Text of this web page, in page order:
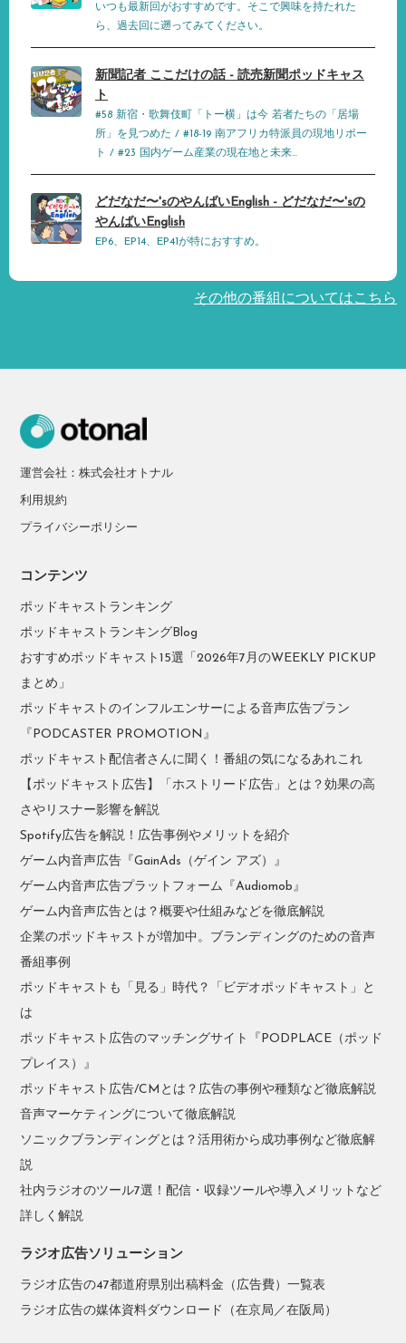
いつも最新回がおすすめです。そこで興味を持たれた
ら、過去回に遡ってみてください。
新聞記者 ここだけの話 - 読売新聞ポッドキャス
ト
#58 新宿・歌舞伎町「トー横」は今 若者たちの「居場
所」を見つめた / #18-19 南アフリカ特派員の現地リポー
ト / #23 国内ゲーム産業の現在地と未来...
どだなだ〜'sのやんばいEnglish - どだなだ〜'sの
やんばいEnglish
EP6、EP14、EP41が特におすすめ。
その他の番組についてはこちら
運営会社：株式会社オトナル
利用規約
プライバシーポリシー
コンテンツ
ポッドキャストランキング
ポッドキャストランキングBlog
おすすめポッドキャスト15選「2026年7月のWEEKLY PICKUP
まとめ」
ポッドキャストのインフルエンサーによる音声広告プラン
『PODCASTER PROMOTION』
ポッドキャスト配信者さんに聞く！番組の気になるあれこれ
【ポッドキャスト広告】「ホストリード広告」とは？効果の高
さやリスナー影響を解説
Spotify広告を解説！広告事例やメリットを紹介
ゲーム内音声広告『GainAds（ゲイン アズ）』
ゲーム内音声広告プラットフォーム『Audiomob』
ゲーム内音声広告とは？概要や仕組みなどを徹底解説
企業のポッドキャストが増加中。ブランディングのための音声
番組事例
ポッドキャストも「見る」時代？「ビデオポッドキャスト」と
は
ポッドキャスト広告のマッチングサイト『PODPLACE（ポッド
プレイス）』
ポッドキャスト広告/CMとは？広告の事例や種類など徹底解説
音声マーケティングについて徹底解説
ソニックブランディングとは？活用術から成功事例など徹底解
説
社内ラジオのツール7選！配信・収録ツールや導入メリットなど
詳しく解説
ラジオ広告ソリューション
ラジオ広告の47都道府県別出稿料金（広告費）一覧表
ラジオ広告の媒体資料ダウンロード（在京局／在阪局）